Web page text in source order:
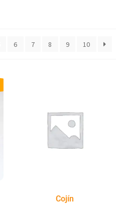
6 7 8 9 10
Cojín